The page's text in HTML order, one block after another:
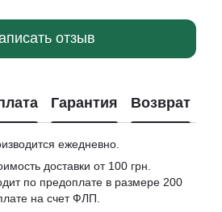
отзыв
Гарантия Возврат
ежедневно.
доставки от 100 грн.
по предоплате в размере 200
на счет ФЛП.